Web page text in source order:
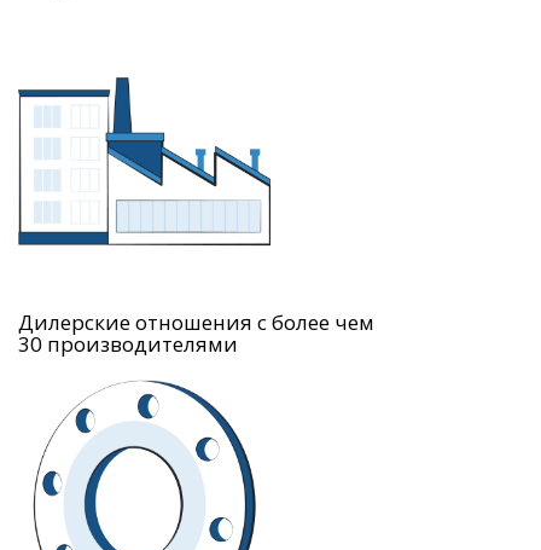
Дилерские отношения с более чем
30 производителями